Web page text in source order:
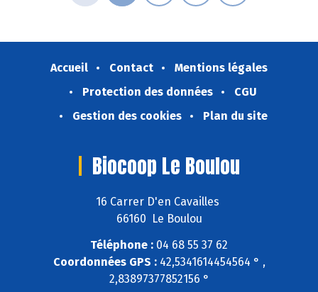
Accueil Contact
Mentions légales
Protection des données
CGU
Gestion des cookies
Plan du site
Biocoop Le Boulou
16 Carrer D'en Cavailles
66160 Le Boulou
Téléphone : 04 68 55 37 62
Coordonnées GPS :42,5341614454564 ° ,
2,83897377852156 °